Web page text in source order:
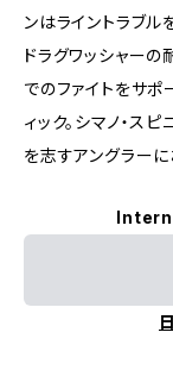
ンはライントラブル
ドラグワッシャー
でのファイトをサ
ィック。シマノ・ス
を志すアングラーに